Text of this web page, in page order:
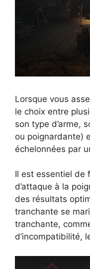
Lorsque vous
le choix entre
son type d’arme,
ou poignardante)
échelonnées par
Il est essentiel de
d’attaque à la
des résultats
tranchante se
tranchante,
d’incompatibilité,